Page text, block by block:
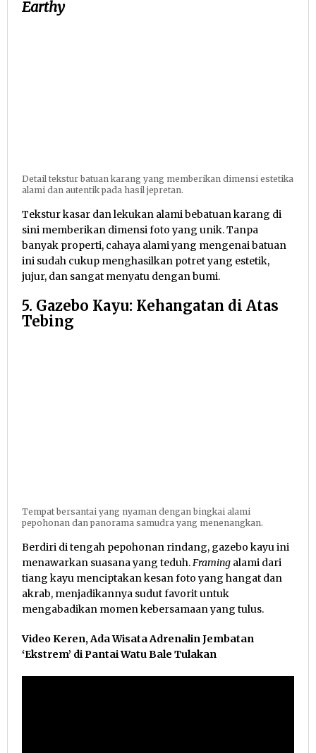
Earthy
Detail tekstur batuan karang yang memberikan dimensi estetika
alami dan autentik pada hasil jepretan.
Tekstur kasar dan lekukan alami bebatuan karang di
sini memberikan dimensi foto yang unik. Tanpa
banyak properti, cahaya alami yang mengenai batuan
ini sudah cukup menghasilkan potret yang estetik,
jujur, dan sangat menyatu dengan bumi.
5. Gazebo Kayu: Kehangatan di Atas
Tebing
Tempat bersantai yang nyaman dengan bingkai alami
pepohonan dan panorama samudra yang menenangkan.
Berdiri di tengah pepohonan rindang, gazebo kayu ini
menawarkan suasana yang teduh.Framing alami dari
tiang kayu menciptakan kesan foto yang hangat dan
akrab, menjadikannya sudut favorit untuk
mengabadikan momen kebersamaan yang tulus.
Video Keren, Ada Wisata Adrenalin Jembatan
‘Ekstrem’ di Pantai Watu Bale Tulakan